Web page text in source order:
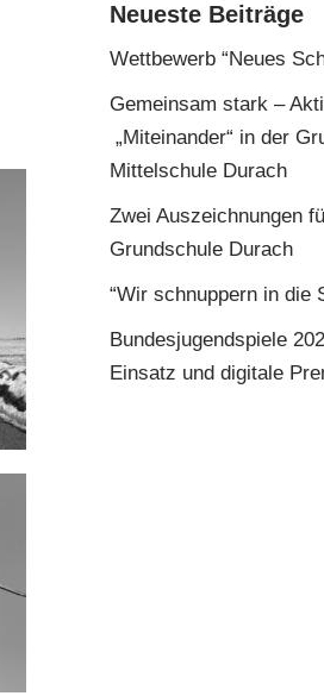
Neueste Beiträge
Wettbewerb “Neues
Gemeinsam stark –
„Miteinander“ in der
Mittelschule Durach
Zwei Auszeichnungen
Grundschule Durach
“Wir schnuppern in die
Bundesjugendspiele
Einsatz und digitale